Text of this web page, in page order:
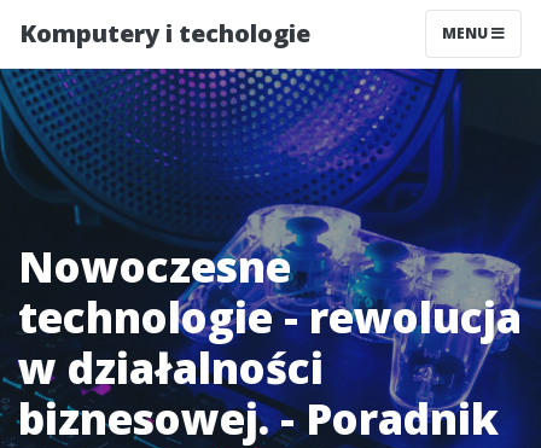
Komputery i techologie MENU
Nowoczesne
technologie - rewolucja
w działalności
biznesowej. - Poradnik